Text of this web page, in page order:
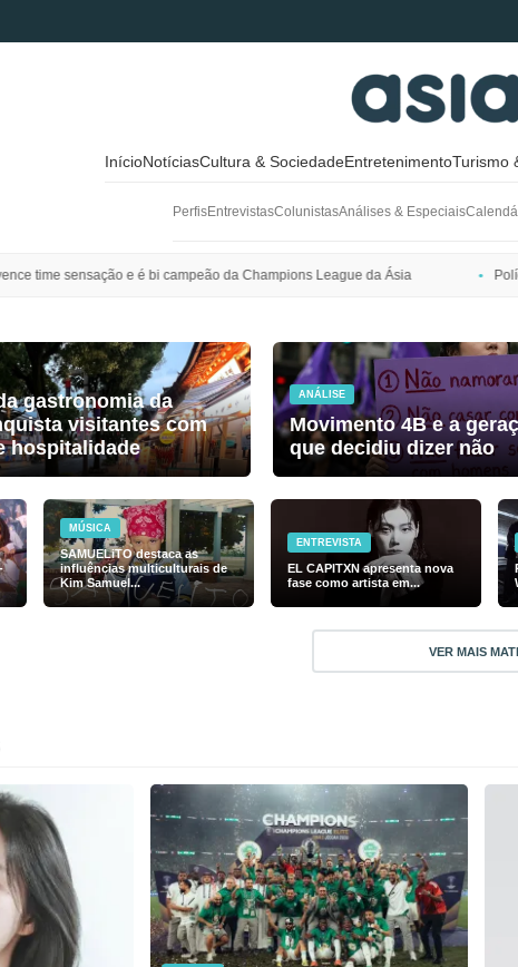
InícioNotíciasCultura & SociedadeEntretenimentoTurismo
PerfisEntrevistasColunistasAnálises & Especiais
da Champions League da Ásia Polícia da Coreia do Sul pede
gastronomia da
visitantes com
hospitalidade
ANÁLISE
Movimento 4B e a
que decidiu dizer não
MÚSICA
SAMUELiTO destaca as
influências multiculturais de
Kim Samuel...
ENTREVISTA
EL CAPITXN apresenta nova
fase como artista em...
VER MAIS